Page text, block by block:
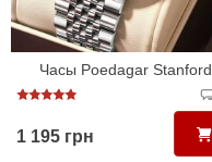
Часы Poedagar Stanford
1 195 грн